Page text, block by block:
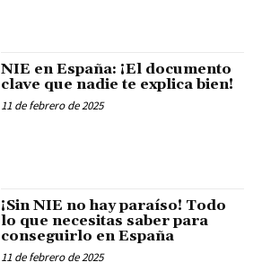
NIE en España: ¡El documento
clave que nadie te explica bien!
11 de febrero de 2025
¡Sin NIE no hay paraíso! Todo
lo que necesitas saber para
conseguirlo en España
11 de febrero de 2025